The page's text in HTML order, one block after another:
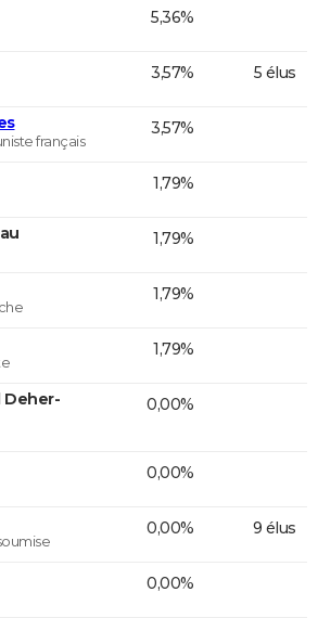
5,36%
3,57% 5 élus
français
3,57%
1,79%
1,79%
1,79%
1,79%
Deher-
0,00%
0,00%
0,00% 9 élus
0,00%